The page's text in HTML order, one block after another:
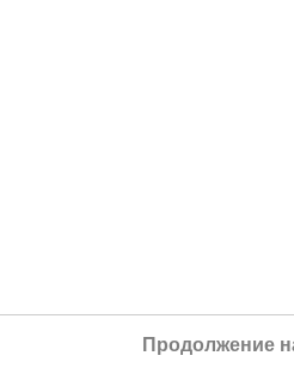
Продолжение